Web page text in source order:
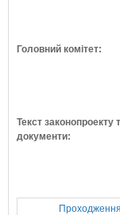
Головний комітет:
Текст законопроекту
документи:
Проходження